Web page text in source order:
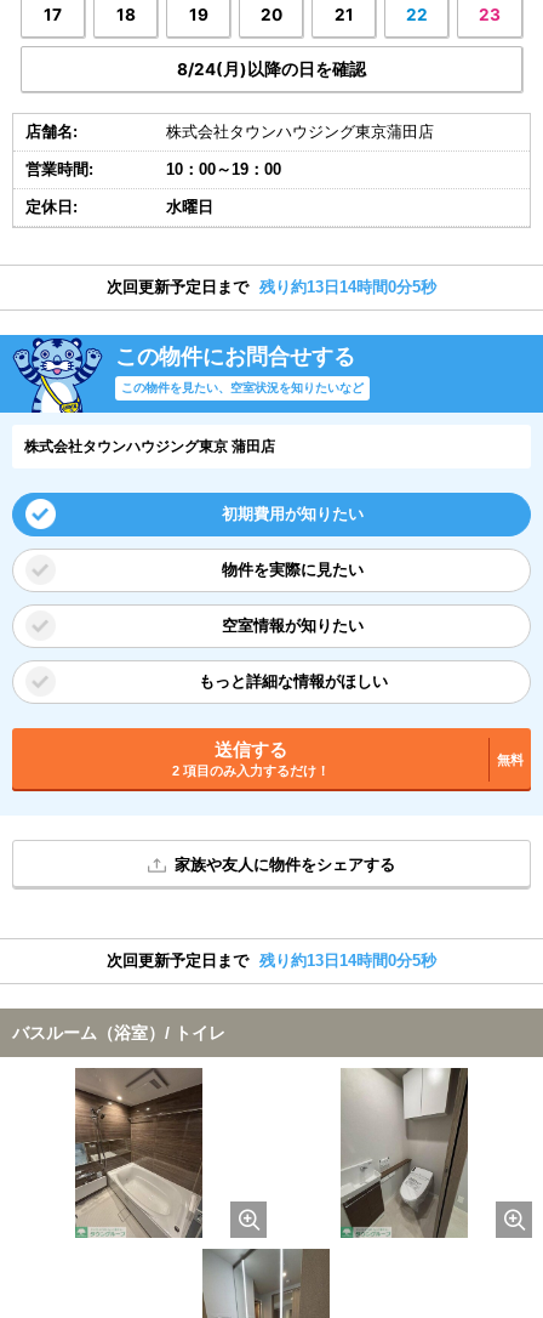
17 18 19 20 21 22 23
8/24(月)以降の日を確認
店舗名: 株式会社タウンハウジング東京蒲田店
営業時間: 10：00～19：00
定休日: 水曜日
次回更新予定日まで 残り約13日14時間0分4秒
この物件にお問合せする
この物件を見たい、空室状況を知りたいなど
株式会社タウンハウジング東京 蒲田店
初期費用が知りたい
物件を実際に見たい
空室情報が知りたい
もっと詳細な情報がほしい
送信する
2 項目のみ入力するだけ！
無料
家族や友人に物件をシェアする
次回更新予定日まで 残り約13日14時間0分4秒
バスルーム（浴室）/ トイレ